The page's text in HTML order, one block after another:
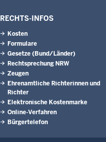
RECHTS-INFOS
Kosten
Formulare
Gesetze (Bund/Länder)
Rechtsprechung NRW
Zeugen
Ehrenamtliche Richterinnen und
Richter
Elektronische Kostenmarke
Online-Verfahren
Bürgertelefon